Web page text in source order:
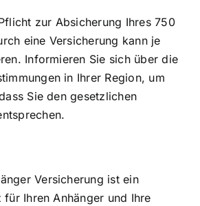
zur Absicherung Ihres 750
eine Versicherung kann je
Informieren Sie sich über die
in Ihrer Region, um
Sie den gesetzlichen
Versicherung ist ein
Ihren Anhänger und Ihre